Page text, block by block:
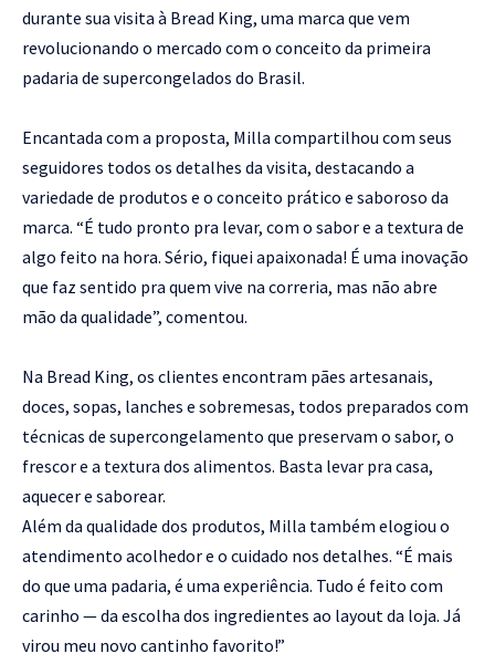
durante sua visita à Bread King, uma marca que vem
revolucionando o mercado com o conceito da primeira
padaria de supercongelados do Brasil.
Encantada com a proposta, Milla compartilhou com seus
seguidores todos os detalhes da visita, destacando a
variedade de produtos e o conceito prático e saboroso da
marca. “É tudo pronto pra levar, com o sabor e a textura de
algo feito na hora. Sério, fiquei apaixonada! É uma inovação
que faz sentido pra quem vive na correria, mas não abre
mão da qualidade”, comentou.
Na Bread King, os clientes encontram pães artesanais,
doces, sopas, lanches e sobremesas, todos preparados com
técnicas de supercongelamento que preservam o sabor, o
frescor e a textura dos alimentos. Basta levar pra casa,
aquecer e saborear.
Além da qualidade dos produtos, Milla também elogiou o
atendimento acolhedor e o cuidado nos detalhes. “É mais
do que uma padaria, é uma experiência. Tudo é feito com
carinho — da escolha dos ingredientes ao layout da loja. Já
virou meu novo cantinho favorito!”